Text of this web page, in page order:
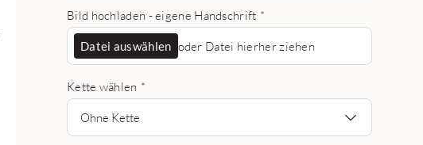
Bild hochladen - eigene Handschrift *
Datei auswählen oder Datei hierher ziehen
Kette wählen *
Ohne Kette